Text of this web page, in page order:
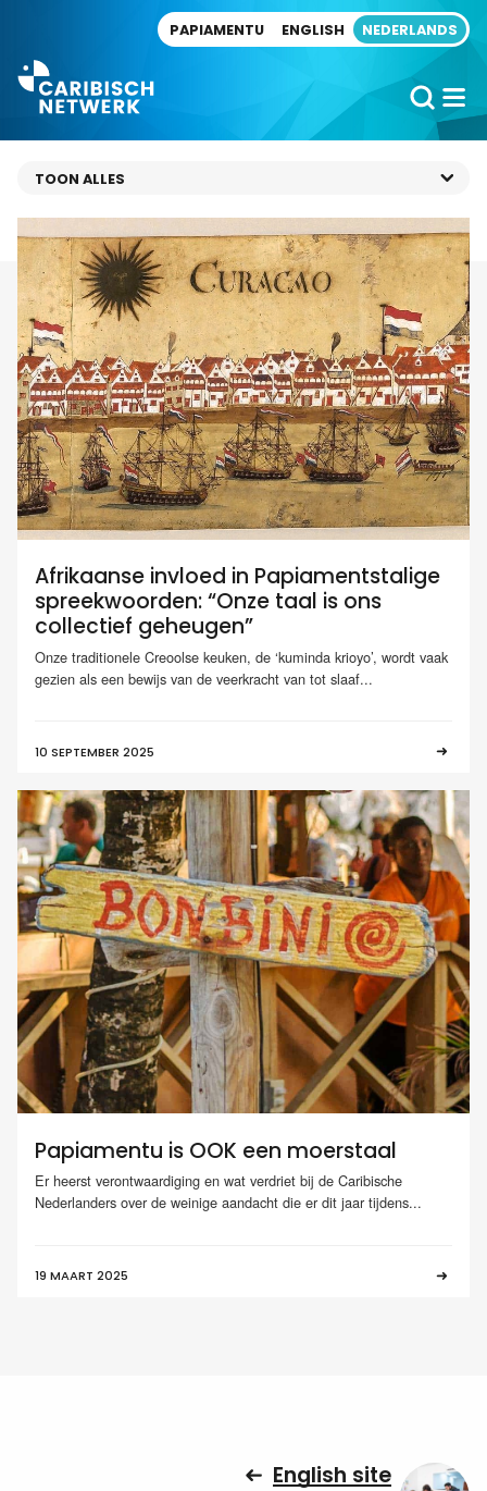
PAPIAMENTU ENGLISH NEDERLANDS
Afrikaanse invloed in Papiamentstalige
spreekwoorden: “Onze taal is ons
collectief geheugen”
Onze traditionele Creoolse keuken, de ‘kuminda krioyo’, wordt vaak
gezien als een bewijs van de veerkracht van tot slaaf...
10 SEPTEMBER 2025
Papiamentu is OOK een moerstaal
Er heerst verontwaardiging en wat verdriet bij de Caribische
Nederlanders over de weinige aandacht die er dit jaar tijdens...
19 MAART 2025
English site